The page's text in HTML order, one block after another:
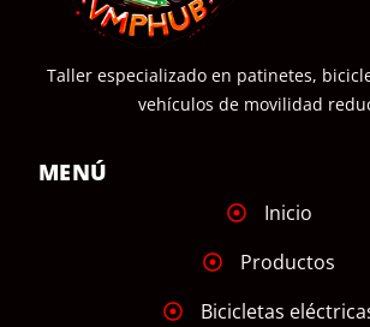
Taller especializado en patinetes,
vehículos de movilidad
MENÚ
Inicio
Productos
Bicicletas